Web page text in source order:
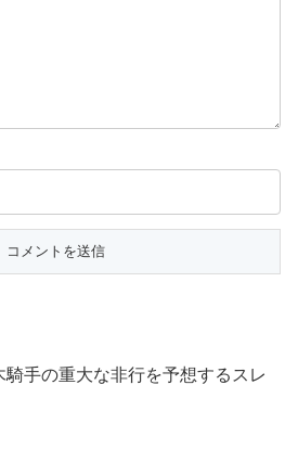
騎手の重大な非行を予想するスレ